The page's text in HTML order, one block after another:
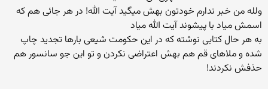
ولله من خبر ندارم خودتون بهش میگید آیت الله! در هر جائی هم که
اسمش میاد با پیشوند آیت الله میاد
به هر حال کتابی نوشته که در این حکومت شیعی بارها تجدید چاپ
شده و ملاهای قم هم بهش اعتراضی نکردن و تو این جو سانسور هم
حذفش نکردند!